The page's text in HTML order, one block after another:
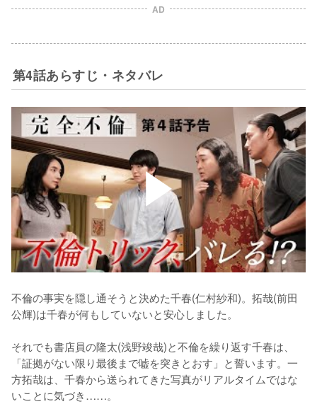
AD
第4話あらすじ・ネタバレ
不倫の事実を隠し通そうと決めた千春(仁村紗和)。拓哉(前田
公輝)は千春が何もしていないと安心しました。
それでも書店員の隆太(浅野竣哉)と不倫を繰り返す千春は、
「証拠がない限り最後まで嘘を突きとおす」と誓います。一
方拓哉は、千春から送られてきた写真がリアルタイムではな
いことに気づき……。